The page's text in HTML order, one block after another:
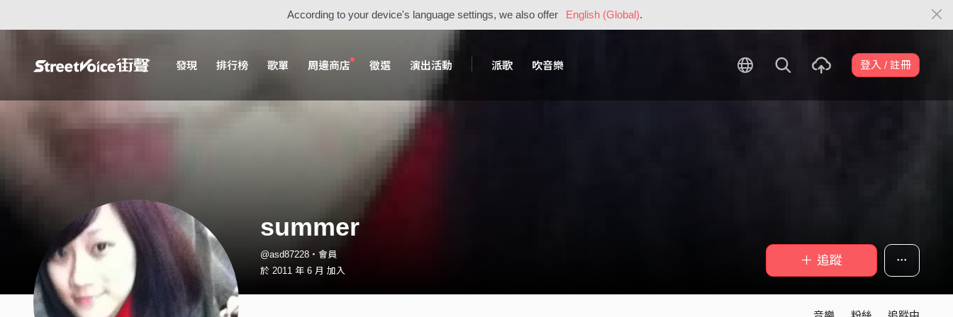
According to your device's language settings, we also offer English (Global).
發現 排行榜 歌單 周邊商店 徵選 演出活動 派歌 吹音樂 登入 / 註冊
summer
@asd87228・會員
於 2011 年 6 月 加入
＋ 追蹤